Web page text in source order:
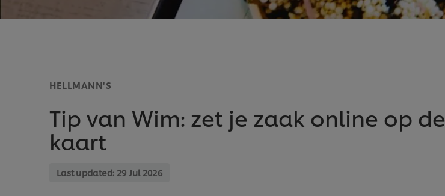
HELLMANN'S
Tip van Wim: zet je zaak online op de
kaart
Last updated: 29 Jul 2026